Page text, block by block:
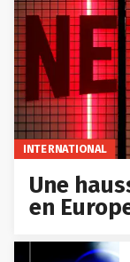
INTERNATIONAL
Une
en